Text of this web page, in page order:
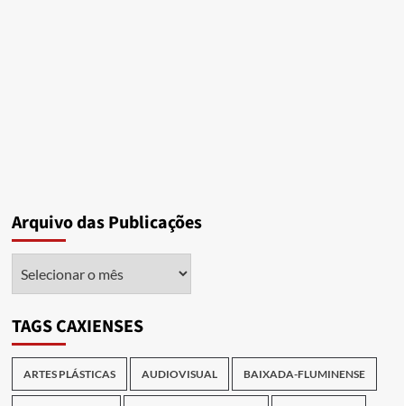
Arquivo das Publicações
TAGS CAXIENSES
ARTES PLÁSTICAS AUDIOVISUAL BAIXADA-FLUMINENSE